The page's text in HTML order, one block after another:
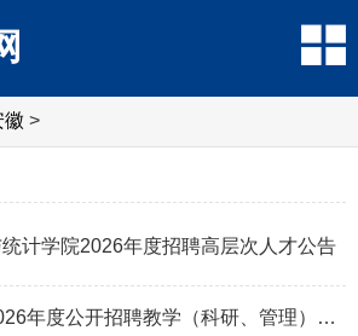
徽 >
计学院2026年度招聘高层次人才公告
安徽财贸职业学院2026年度公开招聘教学（科研、管理）助理岗位人员公告